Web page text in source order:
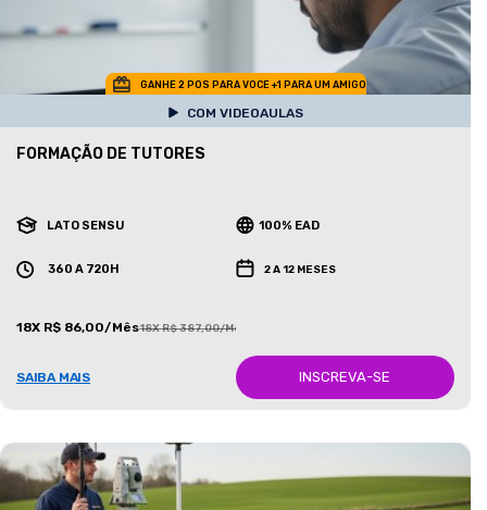
GANHE 2 POS PARA VOCE +1 PARA UM AMIGO
COM VIDEOAULAS
FORMAÇÃO DE TUTORES
LATO SENSU 100% EAD
360 A 720H 2 A 12 MESES
18X R$ 86,00/Mês18X R$ 387,00/Mês
SAIBA MAIS INSCREVA-SE